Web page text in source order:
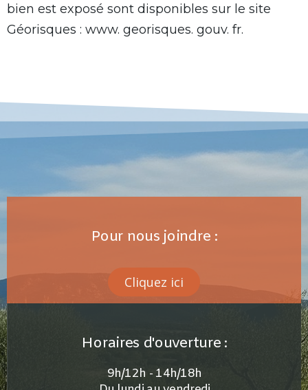
bien est exposé sont disponibles sur le site
Géorisques : www. georisques. gouv. fr.
Pour nous joindre :
Cliquez ici
Horaires d'ouverture :
9h/12h - 14h/18h